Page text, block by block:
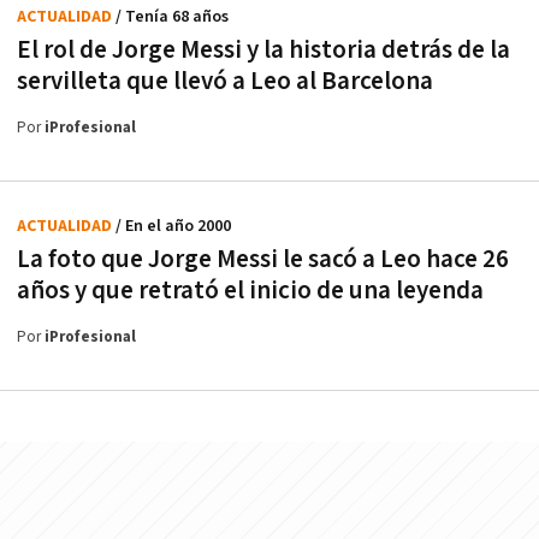
El rol de Jorge Messi y la historia detrás de la
servilleta que llevó a Leo al Barcelona
ACTUALIDAD / Tenía 68 años
PoriProfesional
La foto que Jorge Messi le sacó a Leo hace 26
años y que retrató el inicio de una leyenda
ACTUALIDAD / En el año 2000
PoriProfesional